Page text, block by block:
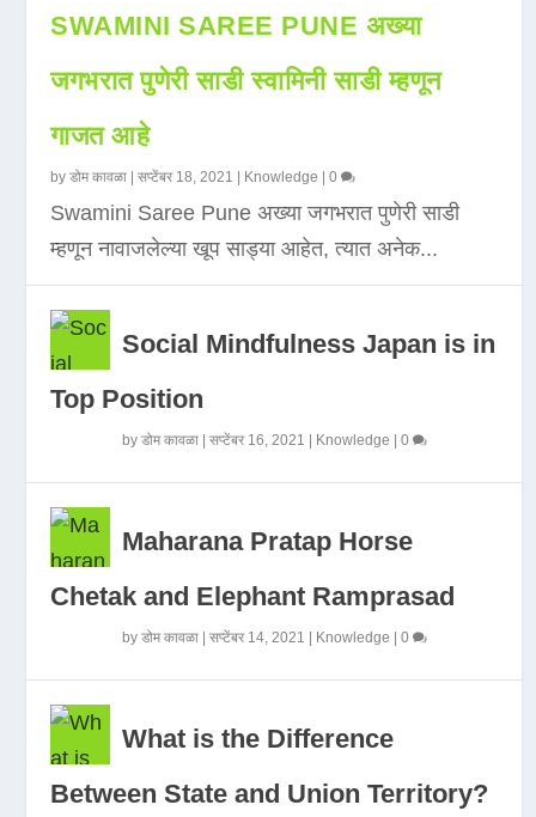
SWAMINI SAREE PUNE अख्या
जगभरात पुणेरी साडी स्वामिनी साडी म्हणून
गाजत आहे
byडोम कावळा |सप्टेंबर 18, 2021 Knowledge |0
Swamini Saree Pune अख्या जगभरात पुणेरी साडी
म्हणून नावाजलेल्या खूप साड्या आहेत, त्यात अनेक...
Social Mindfulness Japan is in
Top Position
byडोम कावळा |सप्टेंबर 16, 2021 Knowledge |0
Maharana Pratap Horse
Chetak and Elephant Ramprasad
byडोम कावळा |सप्टेंबर 14, 2021 Knowledge |0
What is the Difference
Between State and Union Territory?